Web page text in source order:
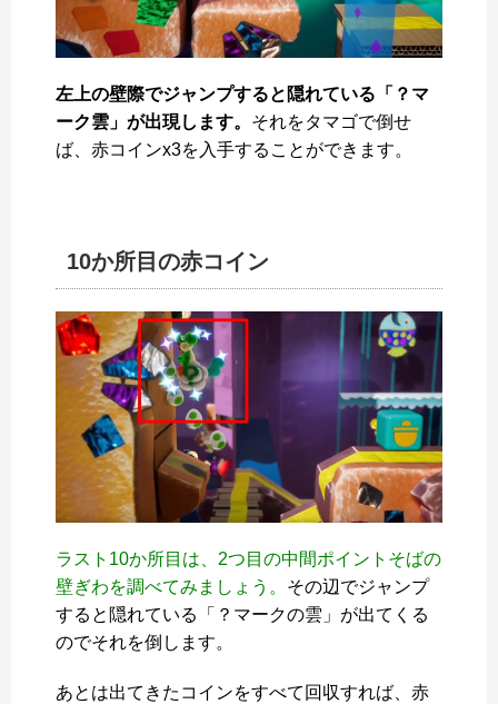
左上の壁際でジャンプすると隠れている「？マ
ーク雲」が出現します。 それをタマゴで倒せ
ば、赤コインx3を入手することができます。
10か所目の赤コイン
ラスト10か所目は、2つ目の中間ポイントそばの
壁ぎわを調べてみましょう。 その辺でジャンプ
すると隠れている「？マークの雲」が出てくる
のでそれを倒します。
あとは出てきたコインをすべて回収すれば、赤